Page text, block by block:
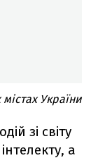
України
зі світу
а